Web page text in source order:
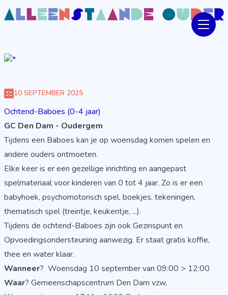
10 SEPTEMBER 2025
Ochtend-Baboes (0-4 jaar)
GC Den Dam - Oudergem
Tijdens een Baboes kan je op woensdag komen spelen en
andere ouders ontmoeten.
Elke keer is er een gezellige inrichting en aangepast
spelmateriaal voor kinderen van 0 tot 4 jaar. Zo is er een
babyhoek, psychomotorisch spel, boekjes, tekeningen,
thematisch spel (treintje, keukentje, ...).
Tijdens de ochtend-Baboes zijn ook Gezinspunt en
Opvoedingsondersteuning aanwezig. Er staat gratis koffie,
thee en water klaar.
Wanneer? Woensdag 10 september van 09:00 > 12:00
Waar? Gemeenschapscentrum Den Dam vzw,